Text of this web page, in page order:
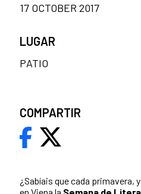
¿Sabíais que cada primavera,
17 OCTOBER 2017
LUGAR
PATIO
COMPARTIR